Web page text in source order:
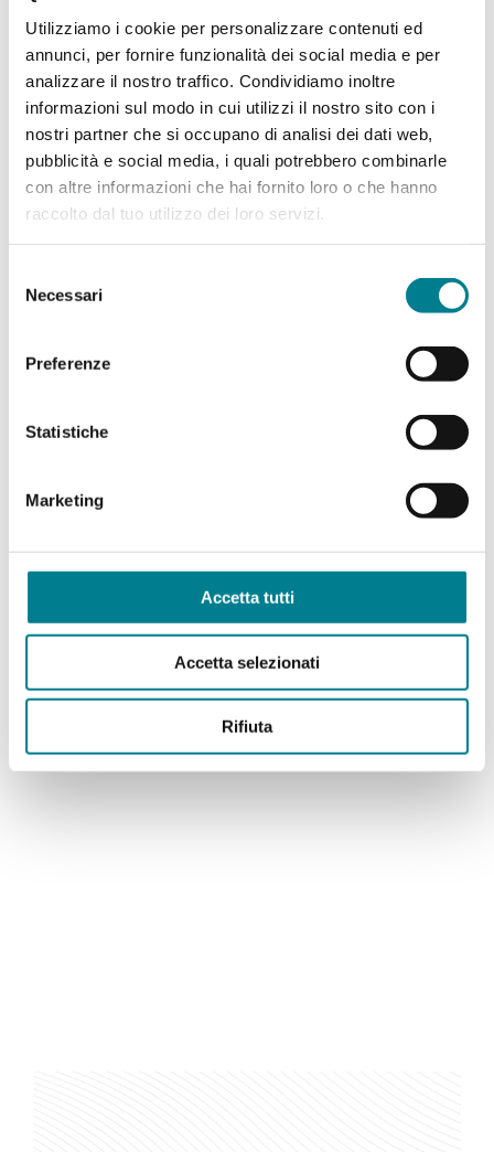
Utilizziamo i cookie per personalizzare contenuti ed
annunci, per fornire funzionalità dei social media e per
analizzare il nostro traffico. Condividiamo inoltre
informazioni sul modo in cui utilizzi il nostro sito con i
nostri partner che si occupano di analisi dei dati web,
pubblicità e social media, i quali potrebbero combinarle
con altre informazioni che hai fornito loro o che hanno
raccolto dal tuo utilizzo dei loro servizi.
delNecessari
Preferenze
Statistiche
Marketing
Accetta tutti
Accetta selezionati
Rifiuta
Buchen Sie jetzt Ihren Raum
Offerte „Meeting on the top“
For top meetings!